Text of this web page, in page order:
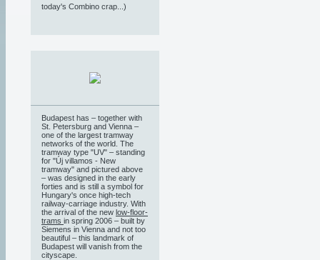
today's Combino crap...)
Budapest has – together with
St. Petersburg and Vienna –
one of the largest tramway
networks of the world. The
tramway type "UV" – standing
for "Új villamos - New
tramway" and pictured above
– was designed in the early
forties and is still a symbol for
Hungary's once high-tech
railway-carriage industry. With
the arrival of the new low-floor-
trams in spring 2006 – built by
Siemens in Vienna and not too
beautiful – this landmark of
Budapest will vanish from the
cityscape.